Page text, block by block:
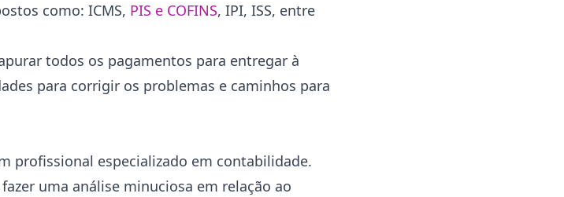
como: ICMS, PIS e COFINS, IPI, ISS, entre
todos os pagamentos para entregar à
para corrigir os problemas e caminhos para
profissional especializado em contabilidade.
uma análise minuciosa em relação ao